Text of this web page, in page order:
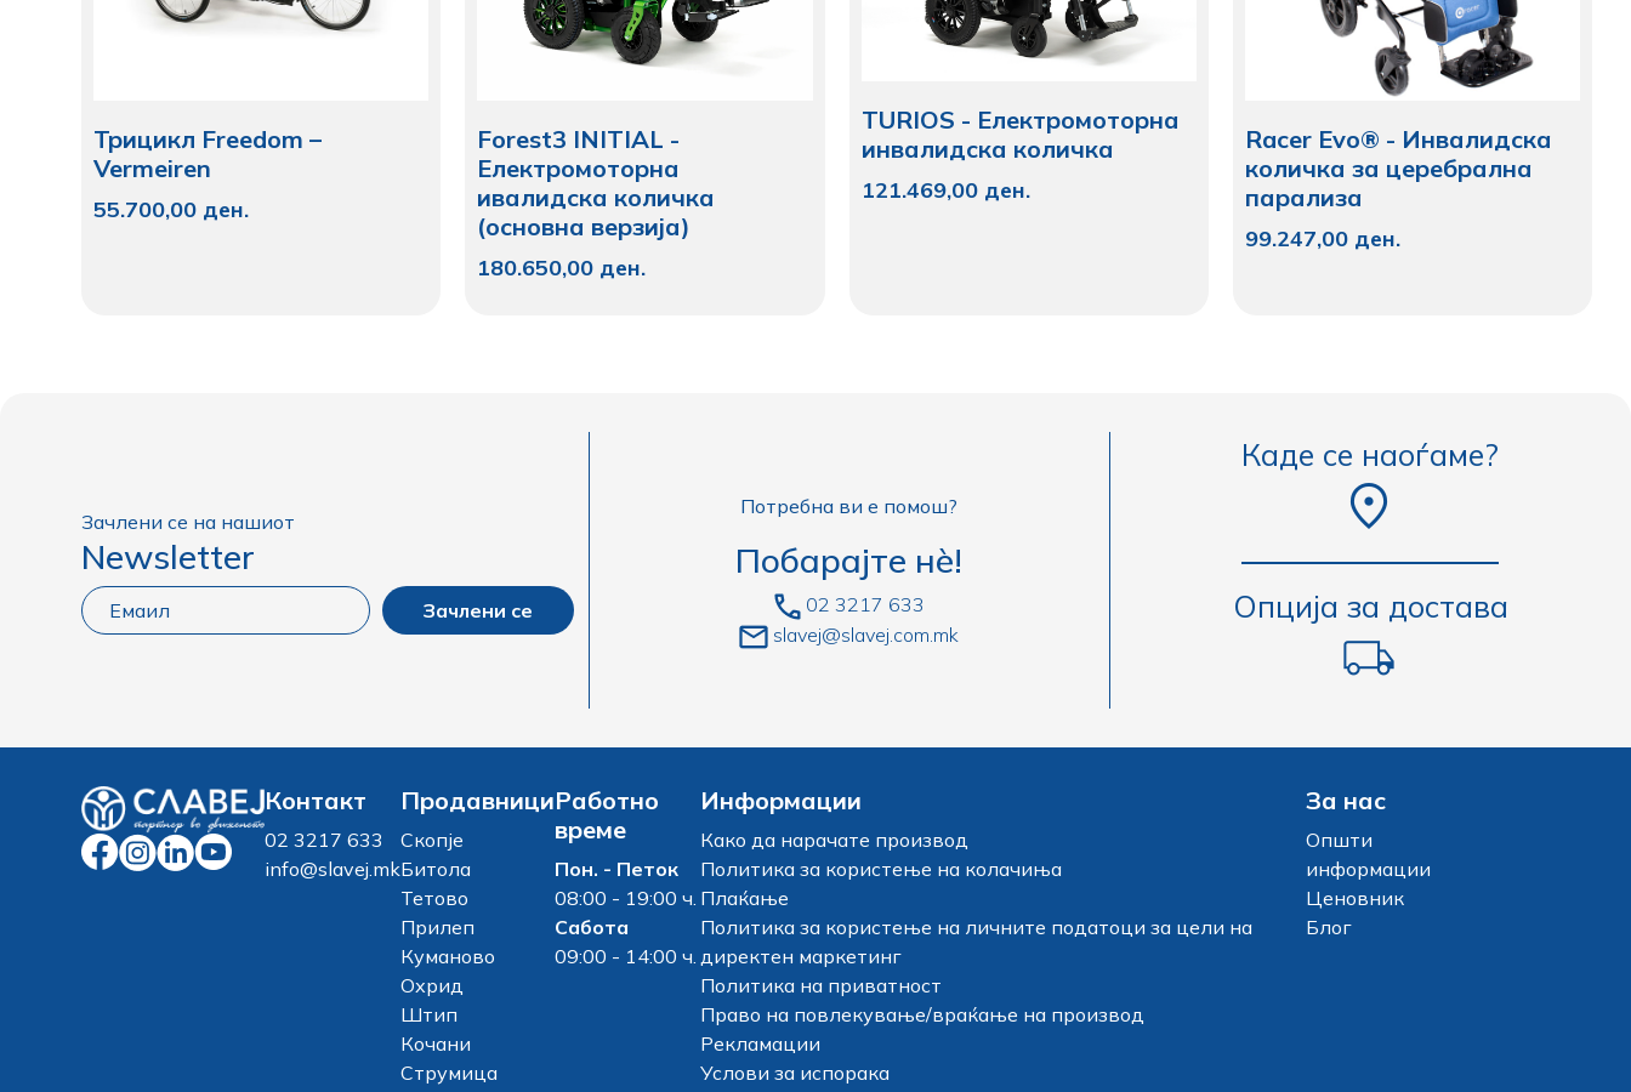
Трицикл Freedom –
Vermeiren
55.700,00 ден.
Forest3 INITIAL -
Електромоторна
ивалидска количка
(основна верзија)
180.650,00 ден.
TURIOS - Електромоторна
инвалидска количка
121.469,00 ден.
Racer Evo® - Инвалидска
количка за церебрална
парализа
99.247,00 ден.
Зачлени се на нашиот
Newsletter
Зачлени се
Потребна ви е помош?
Побарајте нè!
02 3217 633
slavej@slavej.com.mk
Каде се наоѓаме?
Опција за достава
Контакт
02 3217 633
info@slavej.mk
Продавници
Скопје
Битола
Тетово
Прилеп
Куманово
Охрид
Штип
Кочани
Струмица
Работно
време
Пон. - Петок
08:00 - 19:00 ч.
Сабота
09:00 - 14:00 ч.
Информации
Како да нарачате производ
Политика за користење на колачиња
Плаќање
Политика за користење на личните податоци за цели на
директен маркетинг
Политика на приватност
Право на повлекување/враќање на производ
Рекламации
Услови за испорака
За нас
Општи
информации
Ценовник
Блог